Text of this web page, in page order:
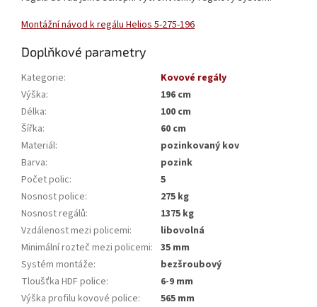
Montážní návod k regálu Helios 5-275-196
Doplňkové parametry
Kategorie:
Kovové regály
Výška:
196 cm
Délka:
100 cm
Šířka:
60 cm
Materiál:
pozinkovaný kov
Barva:
pozink
Počet polic:
5
Nosnost police:
275 kg
Nosnost regálů:
1375 kg
Vzdálenost mezi policemi:
libovolná
Minimální rozteč mezi policemi: 35 mm
Systém montáže:
bezšroubový
Tloušťka HDF police:
6-9 mm
Výška profilu kovové police:
565 mm